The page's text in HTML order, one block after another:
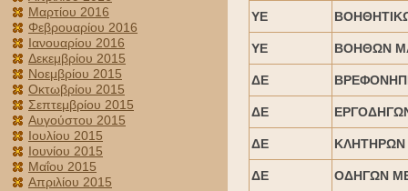
Μαρτίου 2016
Φεβρουαρίου 2016
Ιανουαρίου 2016
Δεκεμβρίου 2015
Νοεμβρίου 2015
Οκτωβρίου 2015
Σεπτεμβρίου 2015
Αυγούστου 2015
Ιουλίου 2015
Ιουνίου 2015
Μαΐου 2015
Απριλίου 2015
ΥΕ
ΥΕ ΒΟΗΘΩΝ
ΔΕ
ΔΕ
ΔΕ ΚΛΗΤΗΡΩΝ
ΔΕ ΟΔΗΓΩΝ ΜΕ